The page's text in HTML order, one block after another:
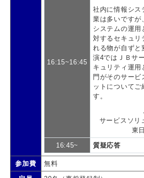
16:15~16:45
社内に情報シス
業は多いですが
システムの運用
対するセキュリ
れる物が自ずと
演4ではＪＢサ
キュリティ運用
門がそのサービ
ットについてご
す。
サービスソ
東
16:45~
質疑応答
参加費
無料